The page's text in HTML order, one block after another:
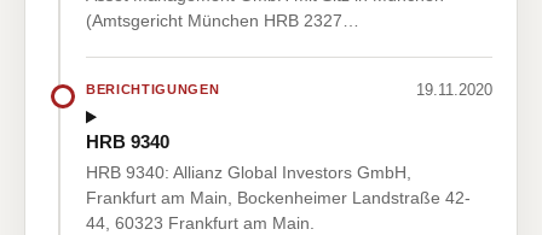
(Amtsgericht München HRB 2327…
BERICHTIGUNGEN 19.11.2020
HRB 9340
HRB 9340: Allianz Global Investors GmbH,
Frankfurt am Main, Bockenheimer Landstraße 42-
44, 60323 Frankfurt am Main.